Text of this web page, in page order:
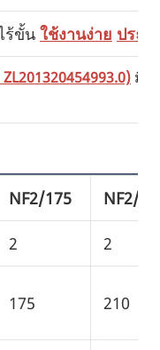
ร้ขั้น ใช้งานง่าย ประห
มีค
NF2/175 NF2/
2 2
175 210